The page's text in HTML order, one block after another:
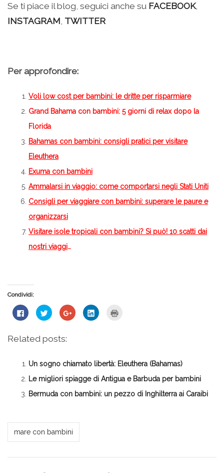
Se ti piace il blog, seguici anche su FACEBOOK,
INSTAGRAM TWITTER
Per approfondire:
Voli low cost per bambini: le dritte per risparmiare
Grand Bahama con bambini: 5 giorni di relax dopo la
Florida
Bahamas con bambini: consigli pratici per visitare
Eleuthera
Exuma con bambini
Ammalarsi in viaggio: come comportarsi negli Stati Uniti
Consigli per viaggiare con bambini: superare le paure e
organizzarsi
Visitare isole tropicali con bambini? Si può! 10 scatti dai
nostri viaggi…
Condividi:
Fai
clic
su
Facebook
in
una
finestra)
Fai
clic
condividere
su
in
nuova
finestra)
Fai
clic
in
nuova
finestra)
Fai
clic
apre
in
nuova
finestra)
una
nuova
Related posts:
Un sogno chiamato libertà: Eleuthera (Bahamas)
Le migliori spiagge di Antigua e Barbuda per bambini
Bermuda con bambini: un pezzo di Inghilterra ai Caraibi
*Redazione*
mare con bambini